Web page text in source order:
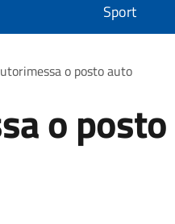
Sport
o posto auto
o posto